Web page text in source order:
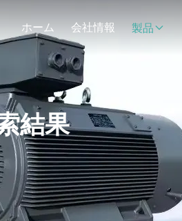
ホーム 会社情報 製品
結果